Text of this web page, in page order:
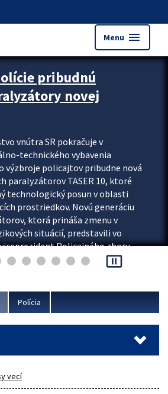
Menu menu
upútavok
pribudnú
novej
vnútra SR pokračuje v
technického vybavenia
výzbroje policajtov pribudne nová
paralyzátorov TASER 10, ktoré
technologický posun v oblasti
prostriedkov. Novú generáciu
ktorá prináša zmenu v
situácií, predstavili vo
Policajného zboru
odboru výcviku...
pause_presentation
Polícia
vecí